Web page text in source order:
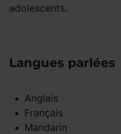
adolescents.
Langues parlées
Anglais
Français
Mandarin